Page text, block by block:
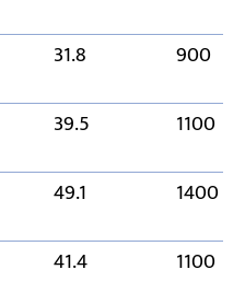
31.8 900
39.5 1100
49.1 1400
41.4 1100